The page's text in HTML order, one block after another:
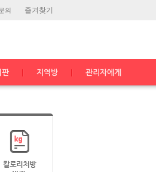
즐겨찾기
의
판 지역방 관리자에게